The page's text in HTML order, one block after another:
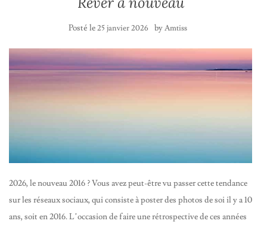
Posté le25 janvier 2026 byAmtiss
2026, le nouveau 2016 ? Vous avez peut-être vu passer cette tendance
sur les réseaux sociaux, qui consiste à poster des photos de soi il y a 10
ans, soit en 2016. L’occasion de faire une rétrospective de ces années